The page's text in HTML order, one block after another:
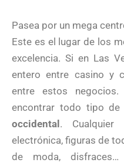
Pasea por un mega
Este es el lugar de los
excelencia. Si en Las
entero entre casino y
entre estos
encontrar todo tipo de
occidental. Cualquier
electrónica, figuras de
de moda, disfraces…